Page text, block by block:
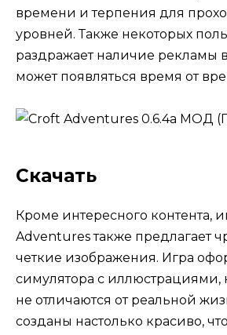
времени и терпения для
уровней. Также некоторых
раздражает наличие рекламы
может появляться время от
Скачать
Кроме интересного контента,
Adventures также предлагает
четкие изображения. Игра
симулятора с иллюстрациями,
не отличаются от реальной
созданы настолько красиво,